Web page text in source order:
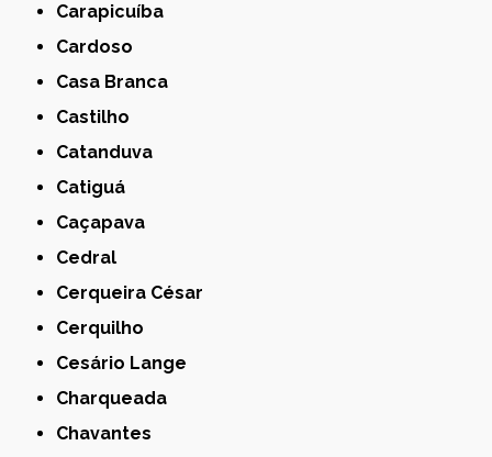
Carapicuíba
Cardoso
Casa Branca
Castilho
Catanduva
Catiguá
Caçapava
Cedral
Cerqueira César
Cerquilho
Cesário Lange
Charqueada
Chavantes